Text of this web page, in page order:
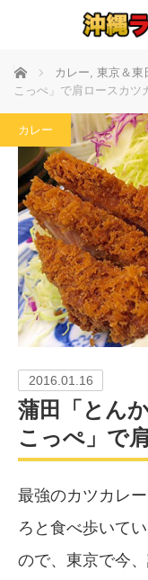
ホーム カレー, 東京＆東
こっぺ」で肩ロースカツ
カレー
2016.01.16
蒲田「とん
こっぺ」で
最強のカツカレ
ろと食べ歩いて
ので、東京で今